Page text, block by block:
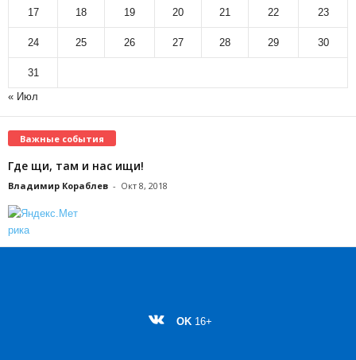
17 18 19 20 21 22 23
24 25 26 27 28 29 30
31
« Июл
Важные события
Где щи, там и нас ищи!
Владимир Кораблев - Окт 8, 2018
OK 16+